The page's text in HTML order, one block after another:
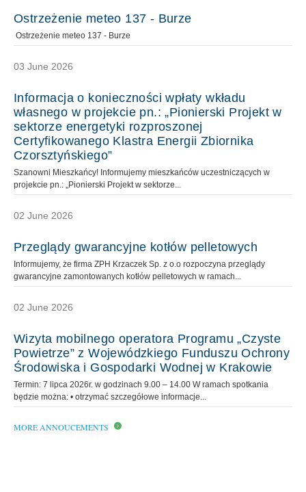
Ostrzeżenie meteo 137 - Burze
Ostrzeżenie meteo 137 - Burze
03 June 2026
Informacja o konieczności wpłaty wkładu
własnego w projekcie pn.: „Pionierski Projekt w
sektorze energetyki rozproszonej
Certyfikowanego Klastra Energii Zbiornika
Czorsztyńskiego”
Szanowni Mieszkańcy! Informujemy mieszkańców uczestniczących w
projekcie pn.: „Pionierski Projekt w sektorze...
02 June 2026
Przeglądy gwarancyjne kotłów pelletowych
Informujemy, że firma ZPH Krzaczek Sp. z o.o rozpoczyna przeglądy
gwarancyjne zamontowanych kotłów pelletowych w ramach...
02 June 2026
Wizyta mobilnego operatora Programu „Czyste
Powietrze” z Wojewódzkiego Funduszu Ochrony
Środowiska i Gospodarki Wodnej w Krakowie
Termin: 7 lipca 2026r. w godzinach 9.00 – 14.00 W ramach spotkania
będzie można: • otrzymać szczegółowe informacje...
MORE ANNOUCEMENTS